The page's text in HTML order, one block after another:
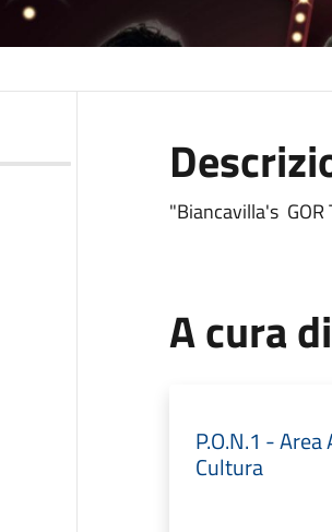
"Biancavilla's GOR
A cura di
P.O.N.1 -
Cultura